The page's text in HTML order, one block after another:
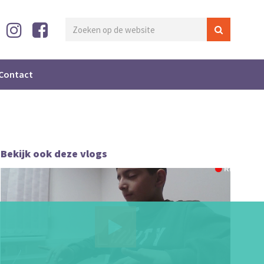
Bekijk ook deze vlogs